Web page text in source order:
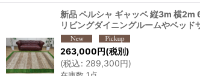
新品 ペルシャ ギャッベ 縦3m 横2m
リビングダイニングルームやベッ
263,000円(税別)
(税込: 289,300円)